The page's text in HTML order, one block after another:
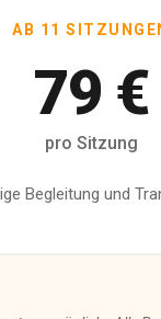
AB 11
79 €
pro Sitzung
Begleitung und